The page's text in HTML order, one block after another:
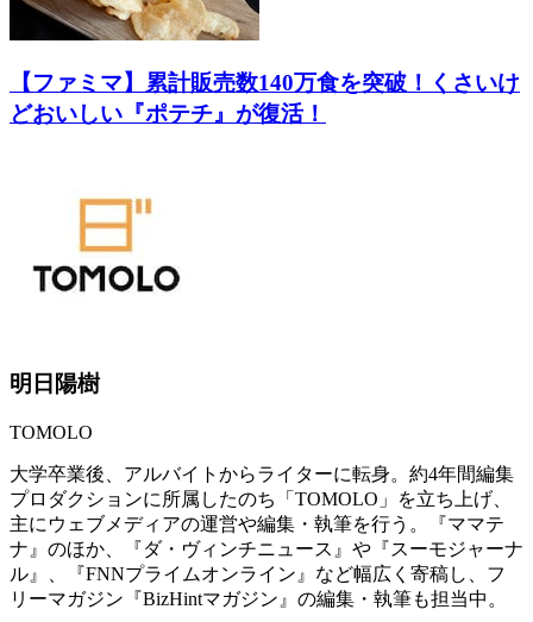
【ファミマ】累計販売数140万食を突破！くさいけ
どおいしい『ポテチ』が復活！
明日陽樹
TOMOLO
大学卒業後、アルバイトからライターに転身。約4年間編集
プロダクションに所属したのち「TOMOLO」を立ち上げ、
主にウェブメディアの運営や編集・執筆を行う。『ママテ
ナ』のほか、『ダ・ヴィンチニュース』や『スーモジャーナ
ル』、『FNNプライムオンライン』など幅広く寄稿し、フ
リーマガジン『BizHintマガジン』の編集・執筆も担当中。